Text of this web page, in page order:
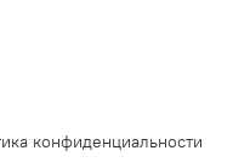
конфиденциальности